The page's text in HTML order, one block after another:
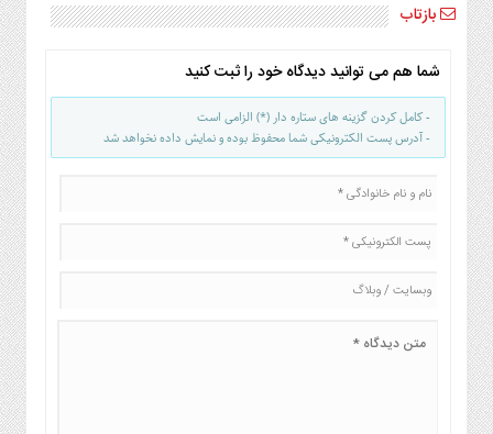
بازتاب
شما هم می توانید دیدگاه خود را ثبت کنید
- کامل کردن گزینه های ستاره دار (*) الزامی است
- آدرس پست الکترونیکی شما محفوظ بوده و نمایش داده نخواهد شد